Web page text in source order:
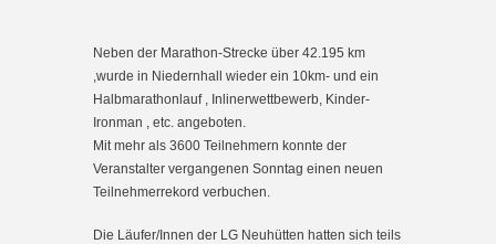
Neben der Marathon-Strecke über 42.195 km
,wurde in Niedernhall wieder ein 10km- und ein
Halbmarathonlauf , Inlinerwettbewerb, Kinder-
Ironman , etc. angeboten.
Mit mehr als 3600 Teilnehmern konnte der
Veranstalter vergangenen Sonntag einen neuen
Teilnehmerrekord verbuchen.
Die Läufer/Innen der LG Neuhütten hatten sich teils